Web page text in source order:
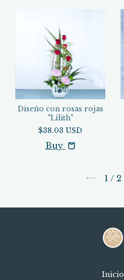
1/3
Diseño con rosas rojas
"Lilith"
$38.03 USD
Buy
1 / 2
Inicio